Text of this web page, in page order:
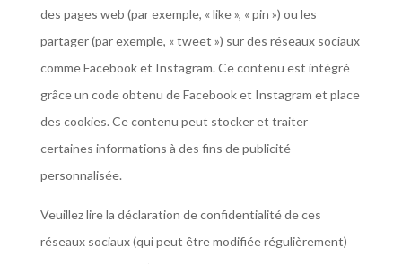
des pages web (par exemple, « like », « pin ») ou les
partager (par exemple, « tweet ») sur des réseaux sociaux
comme Facebook et Instagram. Ce contenu est intégré
grâce un code obtenu de Facebook et Instagram et place
des cookies. Ce contenu peut stocker et traiter
certaines informations à des fins de publicité
personnalisée.
Veuillez lire la déclaration de confidentialité de ces
réseaux sociaux (qui peut être modifiée régulièrement)